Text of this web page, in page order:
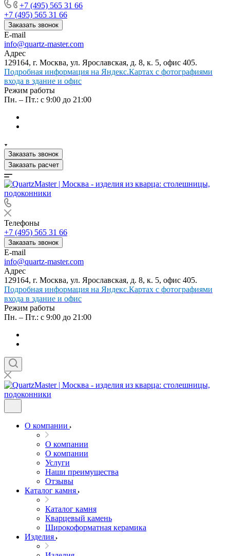
+7 (495) 565 31 66
+7 (495) 565 31 66
Заказать звонок
E-mail
info@quartz-master.com
Адрес
129164, г. Москва, ул. Ярославская, д. 8, к. 5, офис 405.
Подробная информация на Яндекс.Картах с фотографиями
входа в здание и офис
Режим работы
Пн. – Пт.: с 9:00 до 21:00
Заказать звонок
Заказать расчет
Телефоны
+7 (495) 565 31 66
Заказать звонок
E-mail
info@quartz-master.com
Адрес
129164, г. Москва, ул. Ярославская, д. 8, к. 5, офис 405.
Подробная информация на Яндекс.Картах с фотографиями
входа в здание и офис
Режим работы
Пн. – Пт.: с 9:00 до 21:00
О компании
О компании
О компании
Услуги
Наши преимущества
Отзывы
Каталог камня
Каталог камня
Кварцевый камень
Широкоформатная керамика
Изделия